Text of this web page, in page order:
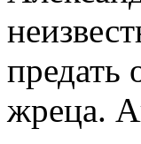
предать
жреца.